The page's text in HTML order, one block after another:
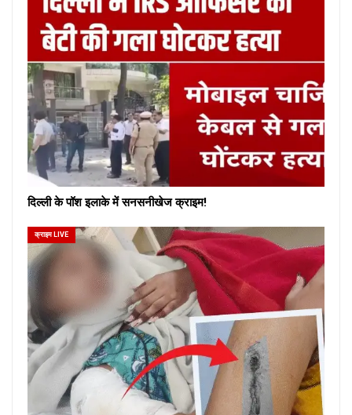
दिल्ली के पॉश इलाके में सनसनीखेज क्राइम!
क्राइम LIVE